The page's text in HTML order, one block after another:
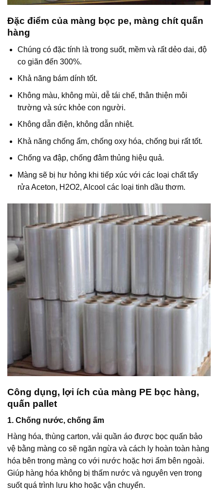
Đặc điểm của màng bọc pe, màng chít quấn
hàng
Chúng có đặc tính là trong suốt, mềm và rất dẻo dai, độ
co giãn đến 300%.
Khả năng bám dính tốt.
Không màu, không mùi, dễ tái chế, thân thiện môi
trường và sức khỏe con người.
Không dẫn điện, không dẫn nhiệt.
Khả năng chống ẩm, chống oxy hóa, chống bụi rất tốt.
Chống va đập, chống đâm thủng hiệu quả.
Màng sẽ bị hư hỏng khi tiếp xúc với các loại chất tẩy
rửa Aceton, H2O2, Alcool các loại tinh dầu thơm.
Công dụng, lợi ích của màng PE bọc hàng,
quấn pallet
1. Chống nước, chống ấm
Hàng hóa, thùng carton, vải quần áo được bọc quấn bảo
vệ bằng màng co sẽ ngăn ngừa và cách ly hoàn toàn hàng
hóa bên trong màng co với nước hoặc hơi ẩm bên ngoài.
Giúp hàng hóa không bị thấm nước và nguyên vẹn trong
suốt quá trình lưu kho hoặc vận chuyển.